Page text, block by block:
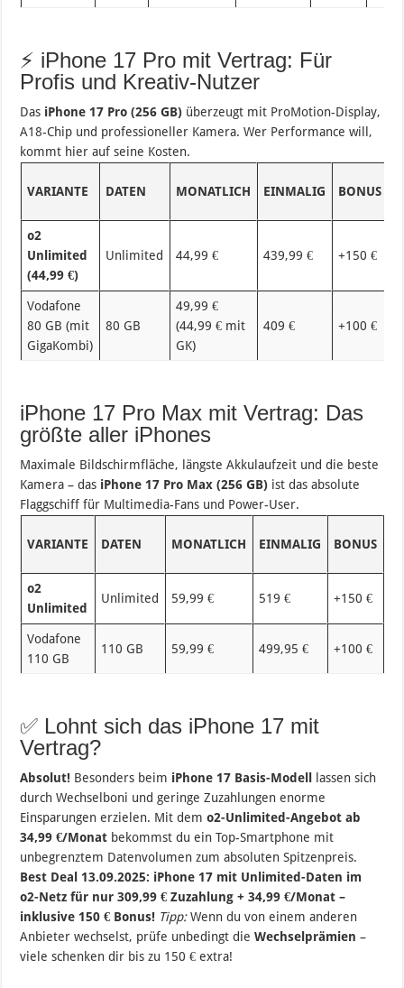
⚡ iPhone 17 Pro mit Vertrag: Für
Profis und Kreativ-Nutzer
Das iPhone 17 Pro (256 GB) überzeugt mit ProMotion-Display,
A18-Chip und professioneller Kamera. Wer Performance will,
kommt hier auf seine Kosten.
VARIANTE DATEN MONATLICH EINMALIG BONUS
o2
Unlimited
(44,99 €)
Unlimited 44,99 € 439,99 € +150 €
Vodafone
80 GB (mit
GigaKombi)
80 GB
49,99 €
(44,99 € mit
GK)
409 € +100 €
iPhone 17 Pro Max mit Vertrag: Das
größte aller iPhones
Maximale Bildschirmfläche, längste Akkulaufzeit und die beste
Kamera – das iPhone 17 Pro Max (256 GB) ist das absolute
Flaggschiff für Multimedia-Fans und Power-User.
VARIANTE DATEN MONATLICH EINMALIG BONUS
o2
Unlimited
Unlimited 59,99 € 519 € +150 €
Vodafone
110 GB
110 GB 59,99 € 499,95 € +100 €
✅ Lohnt sich das iPhone 17 mit
Vertrag?
Absolut! Besonders beim iPhone 17 Basis-Modell
lassen sich
durch Wechselboni und geringe Zuzahlungen enorme
Einsparungen erzielen. Mit demo2-Unlimited-Angebot ab
34,99 €/Monat bekommst du ein Top-Smartphone mit
unbegrenztem Datenvolumen zum absoluten Spitzenpreis.
Best Deal 13.09.2025: iPhone 17 mit Unlimited-Daten im
o2-Netz für nur 309,99 € Zuzahlung + 34,99 €/Monat –
inklusive 150 € Bonus! Tipp:Wenn du von einem anderen
Anbieter wechselst, prüfe unbedingt dieWechselprämien –
viele schenken dir bis zu 150 € extra!